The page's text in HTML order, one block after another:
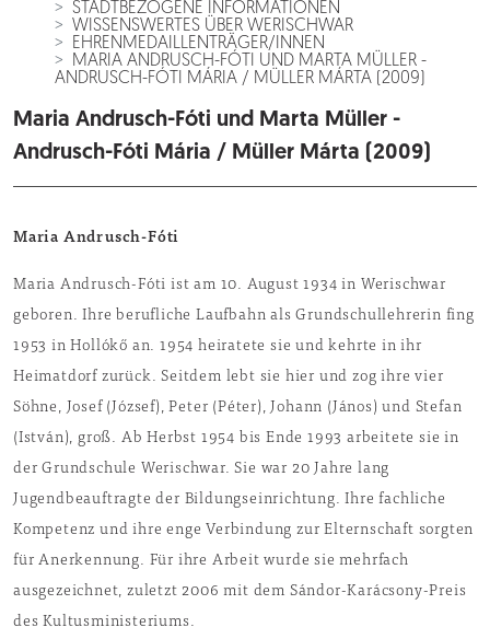
STADTBEZOGENE INFORMATIONEN
WISSENSWERTES ÜBER WERISCHWAR
EHRENMEDAILLENTRÄGER/INNEN
MARIA ANDRUSCH-FÓTI UND MARTA MÜLLER -
ANDRUSCH-FÓTI MÁRIA / MÜLLER MÁRTA (2009)
Maria Andrusch-Fóti und Marta Müller -
Andrusch-Fóti Mária / Müller Márta (2009)
Maria Andrusch-Fóti
Maria Andrusch-Fóti ist am 10. August 1934 in Werischwar
geboren. Ihre berufliche Laufbahn als Grundschullehrerin fing
1953 in Hollókő an. 1954 heiratete sie und kehrte in ihr
Heimatdorf zurück. Seitdem lebt sie hier und zog ihre vier
Söhne, Josef (József), Peter (Péter), Johann (János) und Stefan
(István), groß. Ab Herbst 1954 bis Ende 1993 arbeitete sie in
der Grundschule Werischwar. Sie war 20 Jahre lang
Jugendbeauftragte der Bildungseinrichtung. Ihre fachliche
Kompetenz und ihre enge Verbindung zur Elternschaft sorgten
für Anerkennung. Für ihre Arbeit wurde sie mehrfach
ausgezeichnet, zuletzt 2006 mit dem Sándor-Karácsony-Preis
des Kultusministeriums.